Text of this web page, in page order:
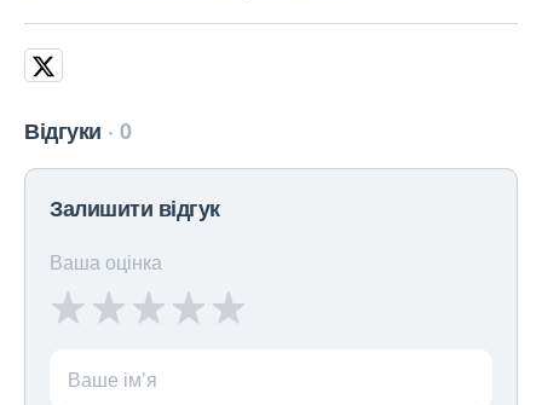
Відгуки 0
Залишити відгук
Ваша оцінка
Ваше ім’я